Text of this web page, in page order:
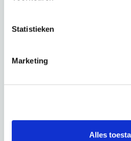
Statistieken
Marketing
Alles
Periode
Totaal
CONFIGURATIE